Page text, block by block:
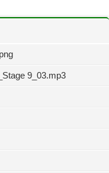
9_03.mp3